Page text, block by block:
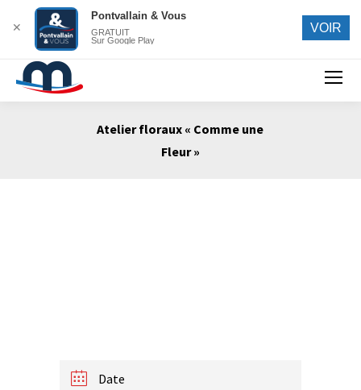
Atelier floraux « Comme une
Fleur »
Date
✕
Pontvallain & Vous
GRATUIT
Sur Google Play
VOIR